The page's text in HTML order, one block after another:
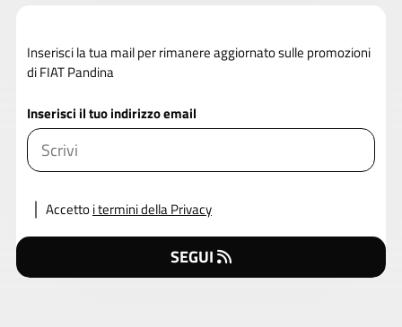
Inserisci la tua mail per rimanere aggiornato sulle promozioni
di FIAT Pandina
Inserisci il tuo indirizzo email
Accettoi termini della Privacy
SEGUI